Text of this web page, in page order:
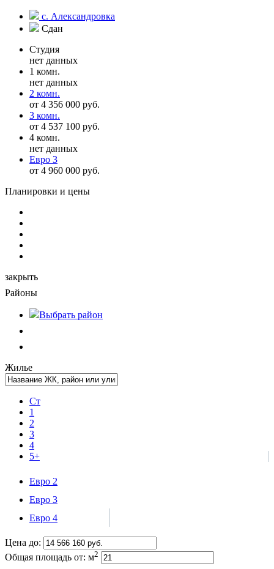
с. Александровка
Сдан
Студия
нет данных
1 комн.
нет данных
2 комн.
от 4 356 000 руб.
3 комн.
от 4 537 100 руб.
4 комн.
нет данных
Евро 3
от 4 960 000 руб.
Планировки и цены
закрыть
Районы
Выбрать район
Жилье
Ст
1
2
3
4
5+
Евро 2
Евро 3
Евро 4
Цена до:
Общая площадь от: м2